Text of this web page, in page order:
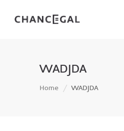
WADJDA
Home WADJDA